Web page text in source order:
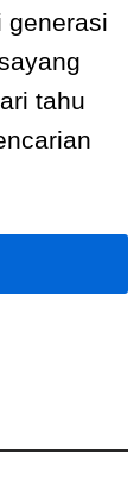
generasi
tahu